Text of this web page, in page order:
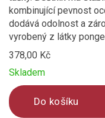
kombinující pevnost
dodává odolnost a
vyrobený z látky
378,00 Kč
Skladem
Do košíku